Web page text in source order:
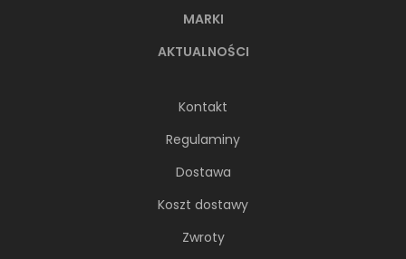
MARKI
AKTUALNOŚCI
Kontakt
Regulaminy
Dostawa
Koszt dostawy
Zwroty